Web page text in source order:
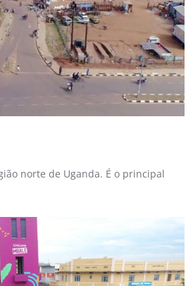
norte de Uganda. É o principal